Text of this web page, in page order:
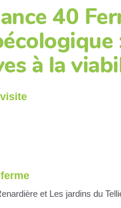
40
à la
et Les jardins du